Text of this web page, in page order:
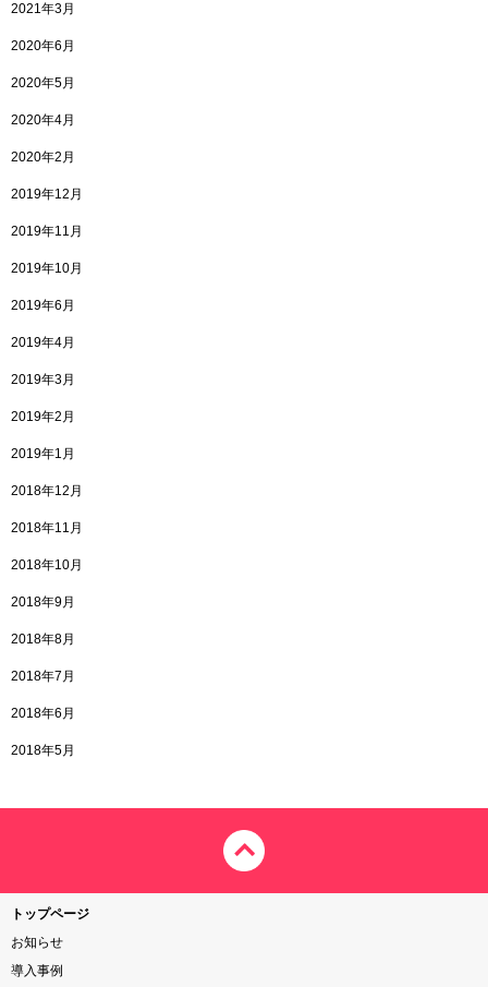
2021年3月
2020年6月
2020年5月
2020年4月
2020年2月
2019年12月
2019年11月
2019年10月
2019年6月
2019年4月
2019年3月
2019年2月
2019年1月
2018年12月
2018年11月
2018年10月
2018年9月
2018年8月
2018年7月
2018年6月
2018年5月
トップページ
お知らせ
導入事例